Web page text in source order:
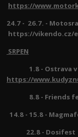
https://
24.7 - 26.7. -
https://vikendo.cz/
SRPEN
1.8 - Ostrava v
https://
8.8 - Friends
14.8 - 15.8 -
22.8 - Dosifest